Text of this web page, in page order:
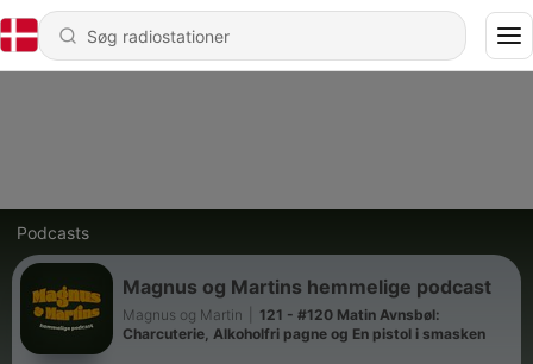
Podcasts
Magnus og Martins hemmelige podcast
Magnus og Martin
121 - #120 Matin Avnsbøl:
Charcuterie, Alkoholfri pagne og En pistol i smasken